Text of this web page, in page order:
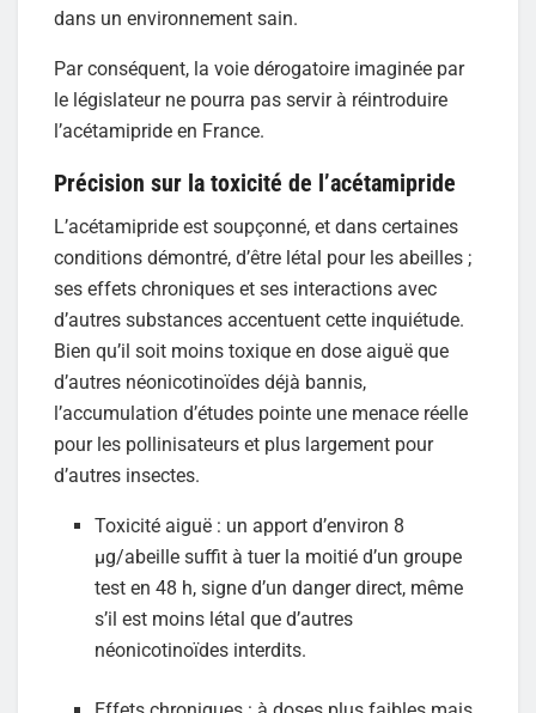
dans un environnement sain.
Par conséquent, la voie dérogatoire imaginée par
le législateur ne pourra pas servir à réintroduire
l’acétamipride en France.
Précision sur la toxicité de l’acétamipride
L’acétamipride est soupçonné, et dans certaines
conditions démontré, d’être létal pour les abeilles ;
ses effets chroniques et ses interactions avec
d’autres substances accentuent cette inquiétude.
Bien qu’il soit moins toxique en dose aiguë que
d’autres néonicotinoïdes déjà bannis,
l’accumulation d’études pointe une menace réelle
pour les pollinisateurs et plus largement pour
d’autres insectes.
Toxicité aiguë : un apport d’environ 8
µg/abeille suffit à tuer la moitié d’un groupe
test en 48 h, signe d’un danger direct, même
s’il est moins létal que d’autres
néonicotinoïdes interdits.